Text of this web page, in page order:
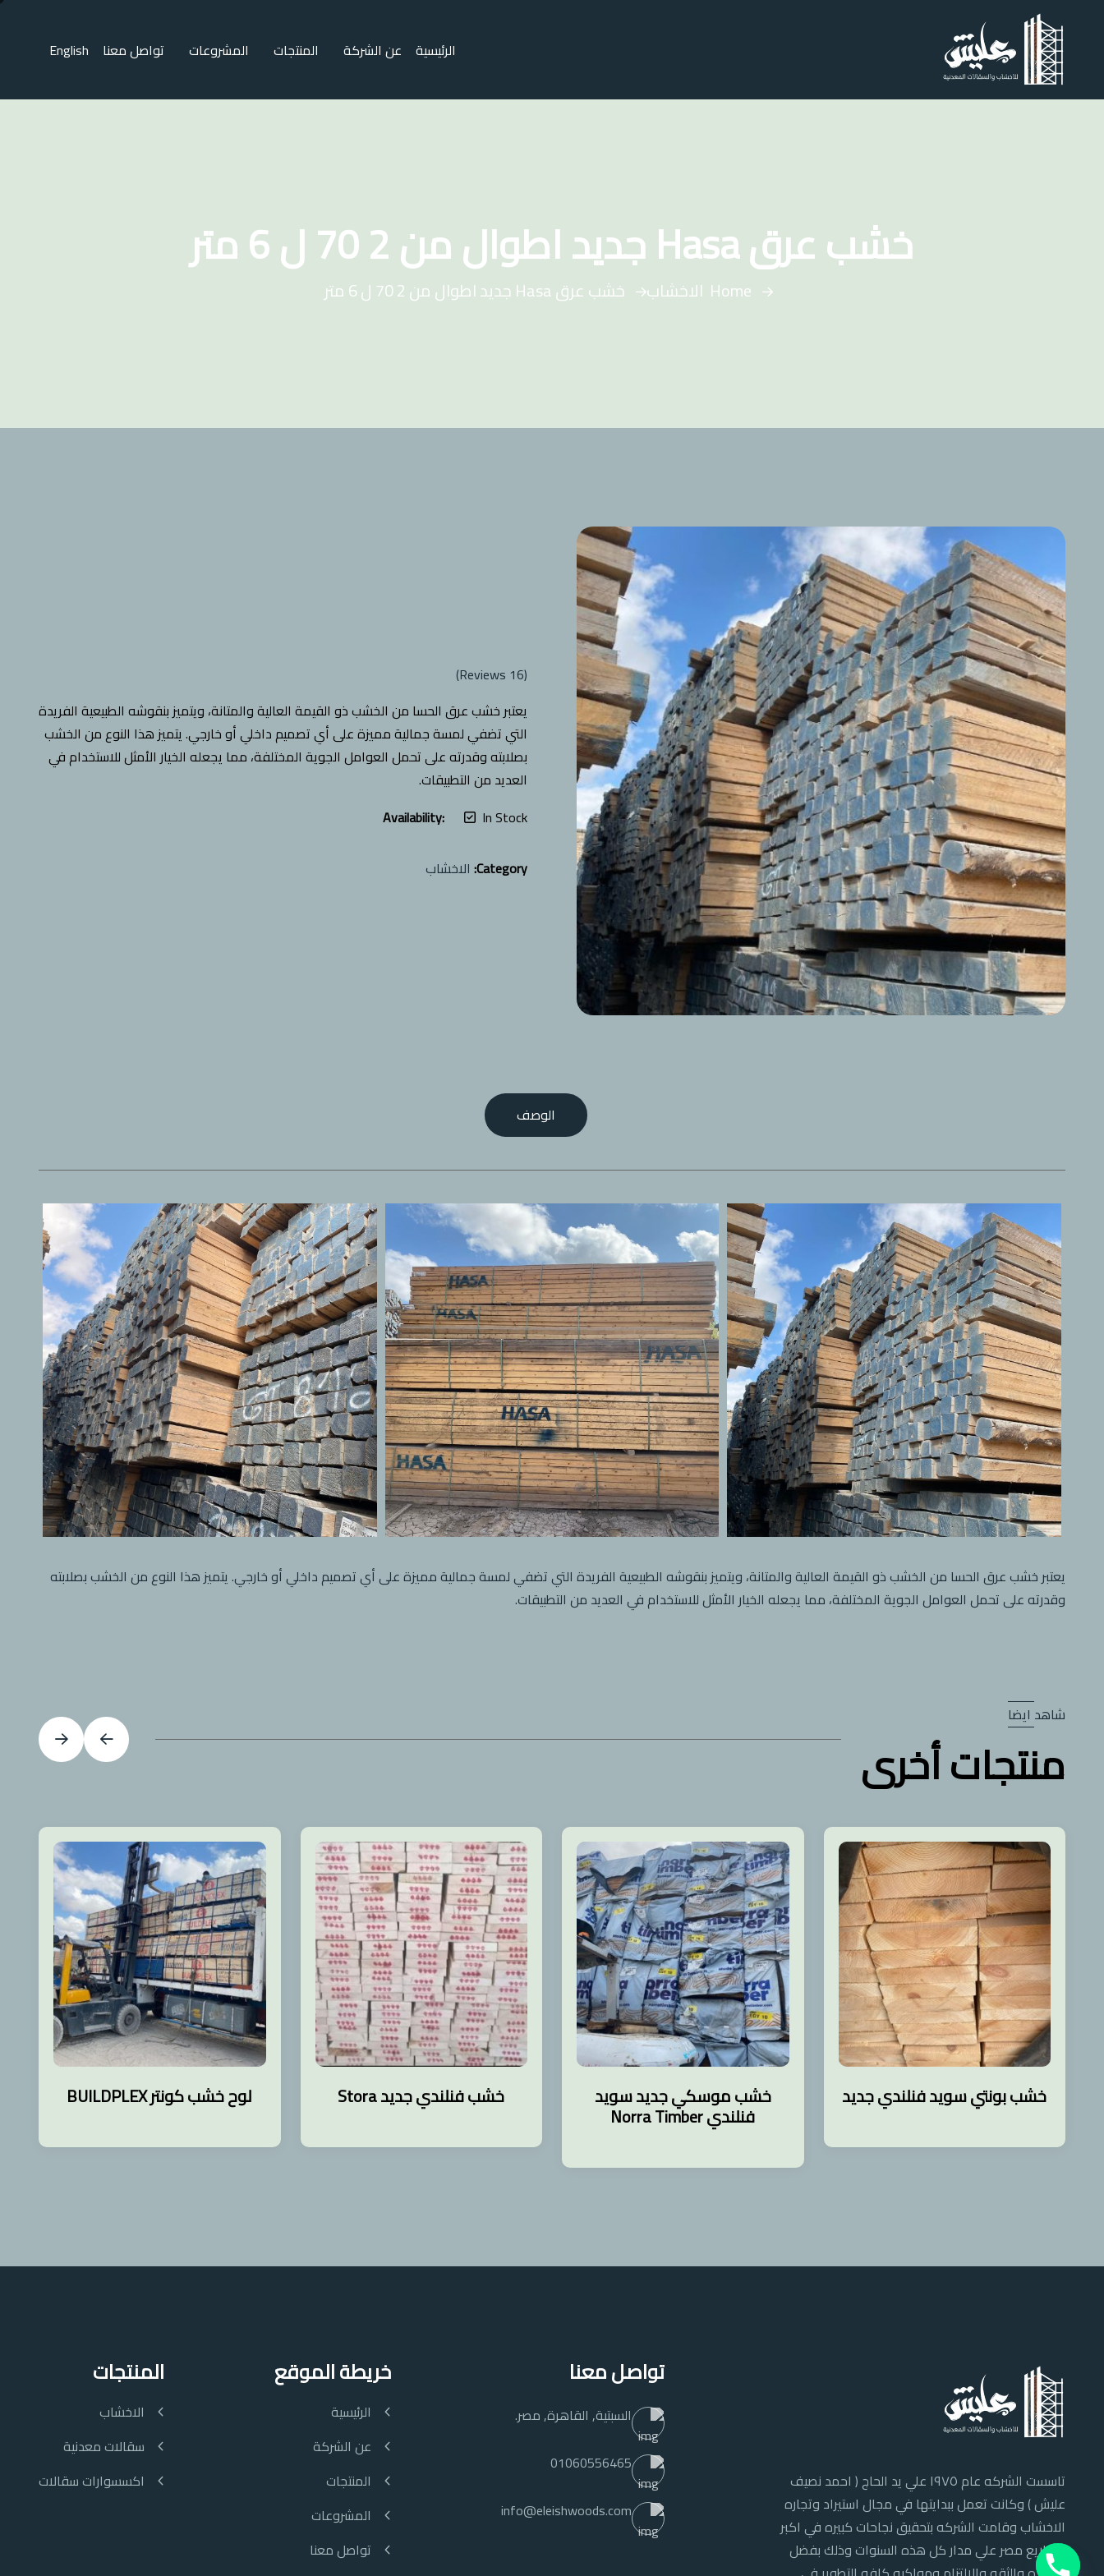
الرئيسية عن الشركة المنتجات المشروعات تواصل معنا English
خشب عرق Hasa جديد اطوال من 2 70 ل 6 متر
Home الاخشاب خشب عرق Hasa جديد اطوال من 2 70 ل 6 متر
(
16
يعتبر خشب عرق الحسا من الخشب ذو القيمة العالية والمتانة، ويتميز بنقوشه الطبيعية الفريدة
التي تضفي لمسة جمالية مميزة على أي تصميم داخلي أو خارجي. يتميز هذا النوع من الخشب
بصلابته وقدرته على تحمل العوامل الجوية المختلفة، مما يجعله الخيار الأمثل للاستخدام في
العديد من التطبيقات.
Availability:
In Stock
Category: الاخشاب
الوصف
يعتبر خشب عرق الحسا من الخشب ذو القيمة العالية والمتانة، ويتميز بنقوشه الطبيعية الفريدة التي تضفي لمسة جمالية مميزة على أي تصميم داخلي أو خارجي. يتميز هذا النوع من الخشب بصلابته
وقدرته على تحمل العوامل الجوية المختلفة، مما يجعله الخيار الأمثل للاستخدام في العديد من التطبيقات.
شاهد ايضا
منتجات أخرى
خشب بونتي سويد فنلندي جديد خشب موسكي جديد سويد
فنلندي Norra Timber
خشب فنلندي جديد Stora لوح خشب كونتر BUILDPLEX
تاسست الشركه عام ١٩٧٥ علي يد الحاج ( احمد نصيف
عليش ) وكانت تعمل ببدايتها في مجال استيراد وتجاره
الاخشاب وقامت الشركه بتحقيق نجاحات كبيره في اكبر
مشاريع مصر علي مدار كل هذه السنوات وذلك بفضل
تواصل معنا
السبتية, القاهرة, مصر.
01060556465
info@eleishwoods.com
خريطة الموقع
الرئيسية
عن الشركة
المنتجات
المشروعات
تواصل معنا
المنتجات
الاخشاب
سقالات معدنية
اكسسوارات سقالات